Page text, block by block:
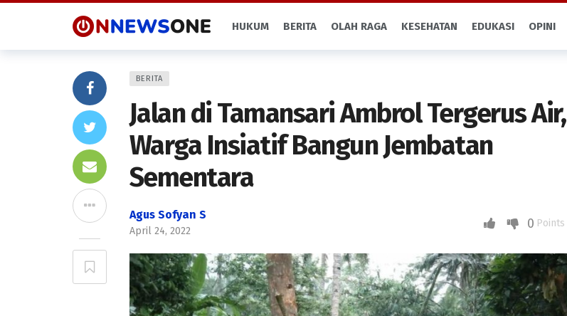
HUKUM BERITA OLAH RAGA KESEHATAN EDUKASI OPINI
BERITA
Jalan di Tamansari Ambrol Tergerus Air,
Warga Insiatif Bangun Jembatan
Sementara
Agus Sofyan S
April 24, 2022 0 Points